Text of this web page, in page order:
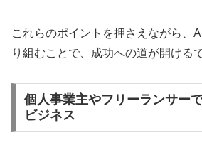
これらのポイントを押さえながら、
り組むことで、成功への道が開ける
個人事業主やフリーランサー
ビジネス